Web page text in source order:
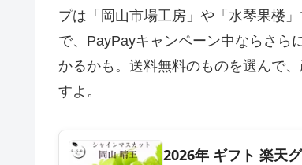
プは「岡山市場工房」や「水琴果楼
で、PayPayキャンペーン中ならさら
かるかも。送料無料のものを選んで
すよ。
2026年 ギフト 楽天